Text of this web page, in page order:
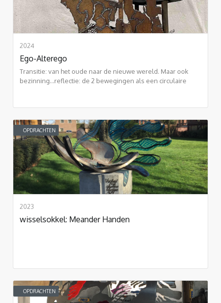
2024
Ego-Alterego
Transitie: van het oude naar de nieuwe wereld. Maar ook
bezinning...reflectie: de 2 bewegingen als een circulaire
OPDRACHTEN
2023
wisselsokkel: Meander Handen
OPDRACHTEN